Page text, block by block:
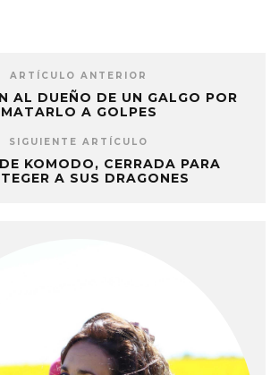
ARTÍCULO ANTERIOR
AL DUEÑO DE UN GALGO POR
MATARLO A GOLPES
SIGUIENTE ARTÍCULO
KOMODO, CERRADA PARA
A SUS DRAGONES